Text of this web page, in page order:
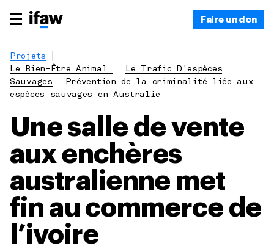
Faire un don
Projets
Le Bien-Être Animal
Le Trafic D'espèces
Sauvages
Prévention de la criminalité liée aux
espèces sauvages en Australie
Une salle de vente
aux enchères
australienne met
fin au commerce de
l’ivoire